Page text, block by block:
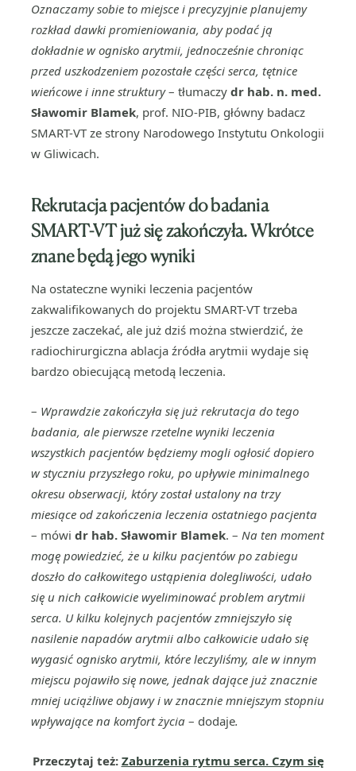
Oznaczamy sobie to miejsce i precyzyjnie planujemy
rozkład dawki promieniowania, aby podać ją
dokładnie w ognisko arytmii, jednocześnie chroniąc
przed uszkodzeniem pozostałe części serca, tętnice
wieńcowe i inne struktury– tłumaczy dr hab. n. med.
Sławomir Blamek, prof. NIO-PIB, główny badacz
SMART-VT ze strony Narodowego Instytutu Onkologii
w Gliwicach.
Rekrutacja pacjentów do badania
SMART-VT już się zakończyła. Wkrótce
znane będą jego wyniki
Na ostateczne wyniki leczenia pacjentów
zakwalifikowanych do projektu SMART-VT trzeba
jeszcze zaczekać, ale już dziś można stwierdzić, że
radiochirurgiczna ablacja źródła arytmii wydaje się
bardzo obiecującą metodą leczenia.
– Wprawdzie zakończyła się już rekrutacja do tego
badania, ale pierwsze rzetelne wyniki leczenia
wszystkich pacjentów będziemy mogli ogłosić dopiero
w styczniu przyszłego roku, po upływie minimalnego
okresu obserwacji, który został ustalony na trzy
miesiące od zakończenia leczenia ostatniego pacjenta
– mówi dr hab. Sławomir Blamek. – Na ten moment
mogę powiedzieć, że u kilku pacjentów po zabiegu
doszło do całkowitego ustąpienia dolegliwości, udało
się u nich całkowicie wyeliminować problem arytmii
serca. U kilku kolejnych pacjentów zmniejszyło się
nasilenie napadów arytmii albo całkowicie udało się
wygasić ognisko arytmii, które leczyliśmy, ale w innym
miejscu pojawiło się nowe, jednak dające już znacznie
mniej uciążliwe objawy i w znacznie mniejszym stopniu
wpływające na komfort życia – dodaje.
Przeczytaj też: Zaburzenia rytmu serca. Czym się